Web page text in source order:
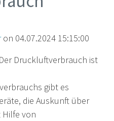
on 04.07.2024 15:15:00
Druckluftverbrauch ist
gibt es
die Auskunft über
von